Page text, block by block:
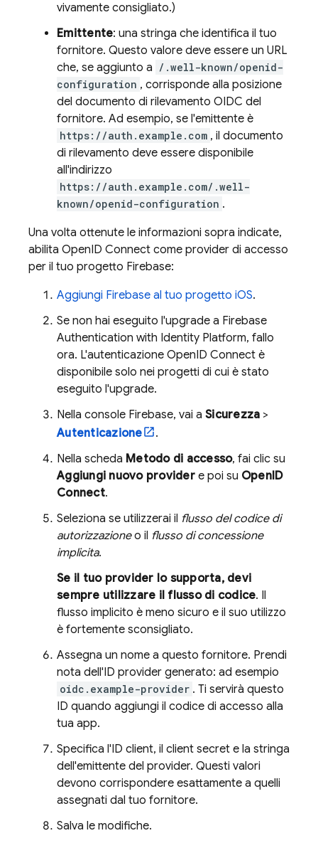
vivamente consigliato.)
Emittente: una stringa che identifica il tuo
fornitore. Questo valore deve essere un URL
che, se aggiunto a /.well-known/openid-
configuration , corrisponde alla posizione
del documento di rilevamento OIDC del
fornitore. Ad esempio, se l'emittente è
https://auth.example.com , il documento
di rilevamento deve essere disponibile
all'indirizzo
https://auth.example.com/.well-
known/openid-configuration .
Una volta ottenute le informazioni sopra indicate,
abilita OpenID Connect come provider di accesso
per il tuo progetto Firebase:
Aggiungi Firebase al tuo progetto iOS.
Se non hai eseguito l'upgrade a Firebase
Authentication with Identity Platform, fallo
ora. L'autenticazione OpenID Connect è
disponibile solo nei progetti di cui è stato
eseguito l'upgrade.
Nella console Firebase, vai a Sicurezza >
Autenticazione
.
Nella scheda Metodo di accesso, fai clic su
Aggiungi nuovo providere poi su OpenID
Connect.
Seleziona se utilizzerai il flusso del codice di
autorizzazioneo il flusso di concessione
implicita.
Se il tuo provider lo supporta, devi
sempre utilizzare il flusso di codice. Il
flusso implicito è meno sicuro e il suo utilizzo
è fortemente sconsigliato.
Assegna un nome a questo fornitore. Prendi
nota dell'ID provider generato: ad esempio
oidc.example-provider . Ti servirà questo
ID quando aggiungi il codice di accesso alla
tua app.
Specifica l'ID client, il client secret e la stringa
dell'emittente del provider. Questi valori
devono corrispondere esattamente a quelli
assegnati dal tuo fornitore.
Salva le modifiche.